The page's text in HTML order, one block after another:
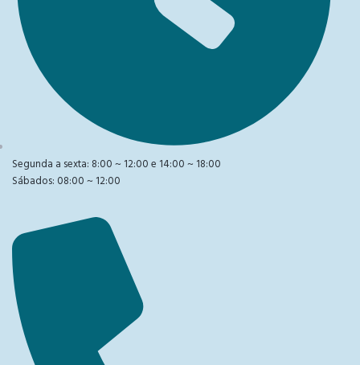
Segunda a sexta: 8:00 ~ 12:00 e 14:00 ~ 18:00
Sábados: 08:00 ~ 12:00